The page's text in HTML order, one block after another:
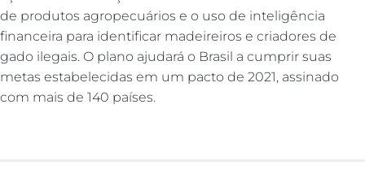
de produtos agropecuários e o uso de inteligência
financeira para identificar madeireiros e criadores de
gado ilegais. O plano ajudará o Brasil a cumprir suas
metas estabelecidas em um pacto de 2021, assinado
com mais de 140 países.